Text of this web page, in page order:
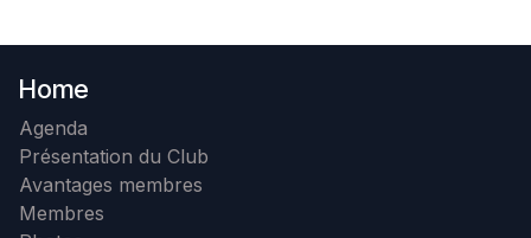
Home
Agenda
Présentation du Club
Avantages membres
Membres